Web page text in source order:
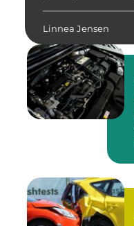
Linnea Jensen